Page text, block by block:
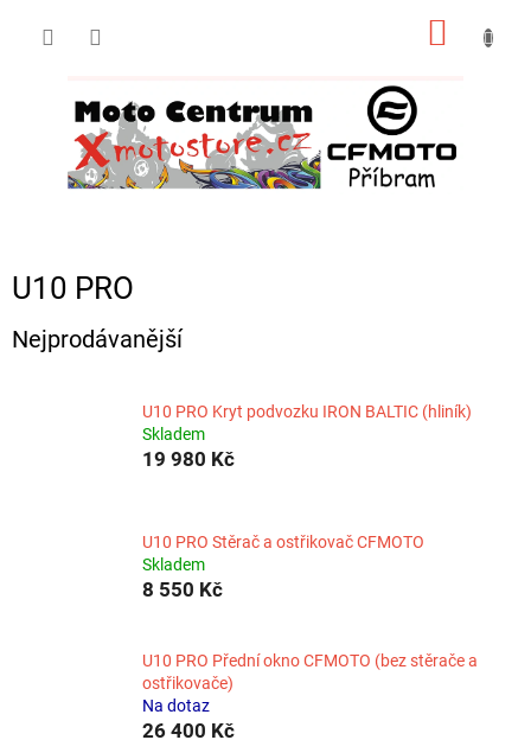
U10 PRO
Nejprodávanější
U10 PRO Kryt podvozku IRON BALTIC (hliník)
Skladem
19 980 Kč
U10 PRO Stěrač a ostřikovač CFMOTO
Skladem
8 550 Kč
U10 PRO Přední okno CFMOTO (bez stěrače a
ostřikovače)
Na dotaz
26 400 Kč